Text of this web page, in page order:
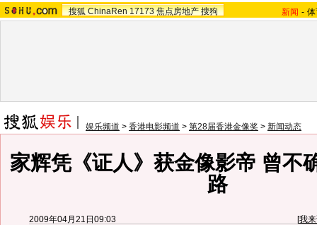
搜狐 ChinaRen 17173 焦点房地产 搜狗 新闻 -
娱乐频道 > 香港电影频道 > 第28届香港金像奖 > 新闻动态
家辉凭《证人》获金像影帝 曾不
路
2009年04月21日09:03 [我